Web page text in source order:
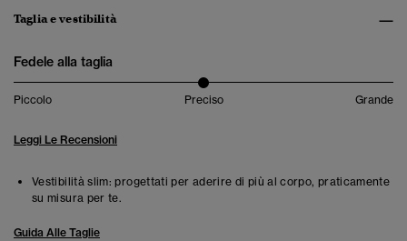
Taglia e vestibilità
Fedele alla taglia
Piccolo Preciso Grande
Leggi Le Recensioni
Vestibilità slim: progettati per aderire di più al corpo, praticamente
su misura per te.
Guida Alle Taglie